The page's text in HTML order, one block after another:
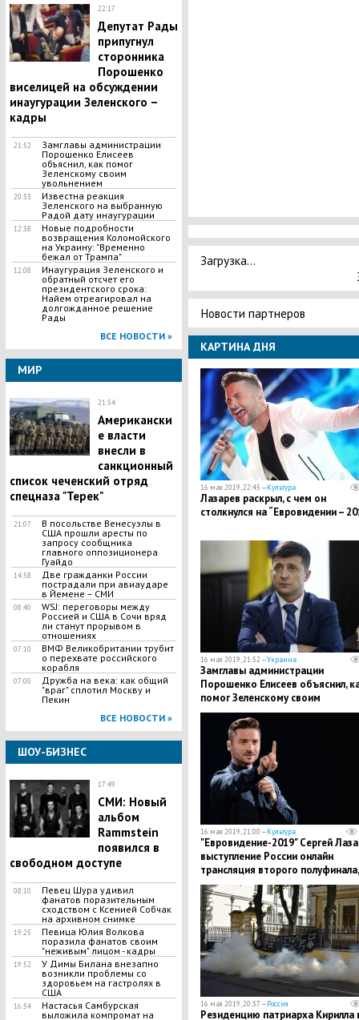
22:17
Депутат Рады
припугнул
сторонника
Порошенко
виселицей на обсуждении
инаугурации Зеленского –
кадры
21:52
Замглавы администрации
Порошенко Елисеев
объяснил, как помог
Зеленскому своим
увольнением
20:33
Известна реакция
Зеленского на выбранную
Радой дату инаугурации
12:38
Новые подробности
возвращения Коломойского
на Украину: "Временно
бежал от Трампа"
12:08
Инаугурация Зеленского и
обратный отсчет его
президентского срока:
Найем отреагировал на
долгожданное решение
Рады
ВСЕ НОВОСТИ »
МИР
21:54
Американски
е власти
внесли в
санкционный
список чеченский отряд
спецназа "Терек"
21:07
В посольстве Венесуэлы в
США прошли аресты по
запросу сообщника
главного оппозиционера
Гуайдо
14:58
​Две гражданки России
пострадали при авиаударе
в Йемене – СМИ
08:40
WSJ: переговоры между
Россией и США в Сочи вряд
ли станут прорывом в
отношениях
07:10
ВМФ Великобритании трубит
о перехвате российского
корабля
07:00
Дружба на века: как общий
"враг" сплотил Москву и
Пекин
ВСЕ НОВОСТИ »
ШОУ-БИЗНЕС
17:49
СМИ: Новый
альбом
Rammstein
появился в
свободном доступе
08:10
​Певец Шура удивил
фанатов поразительным
сходством с Ксенией Собчак
на архивном снимке
19:25
Певица Юлия Волкова
поразила фанатов своим
"неживым" лицом - кадры
19:52
​У Димы Билана внезапно
возникли проблемы со
здоровьем на гастролях в
США
16:34
Настасья Самбурская
выложила компромат на
Загрузка...
Новости партнеров
КАРТИНА ДНЯ
16 мая 2019, 22:45 —Культура
Лазарев раскрыл, с чем он
столкнулся на “Евровидении –
16 мая 2019, 21:52 —Украина
Замглавы администрации
Порошенко Елисеев объяснил,
помог Зеленскому своим
увольнением
16 мая 2019, 21:00 —Культура
"Евровидение-2019" Сергей
выступление России онлайн
трансляция второго полуфинала,
все итоги и результат
16 мая 2019, 20:37 —Россия
Резиденцию патриарха Кирилла